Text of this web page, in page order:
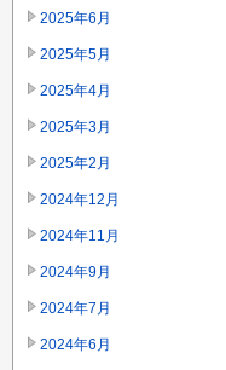
2025年6月
2025年5月
2025年4月
2025年3月
2025年2月
2024年12月
2024年11月
2024年9月
2024年7月
2024年6月